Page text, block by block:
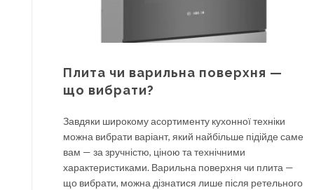
Плита чи варильна поверхня —
що вибрати?
Завдяки широкому асортименту кухонної техніки
можна вибрати варіант, який найбільше підійде саме
вам — за зручністю, ціною та технічними
характеристиками. Варильна поверхня чи плита —
що вибрати, можна дізнатися лише після ретельного